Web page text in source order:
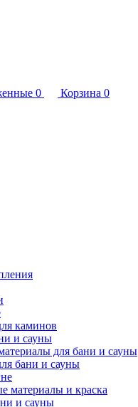
0 Корзина 0
каминов
и сауны
для бани и сауны
бани и сауны
материалы и краска
и сауны